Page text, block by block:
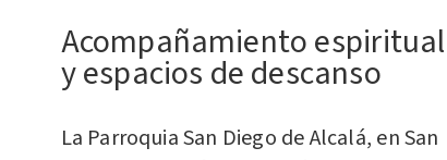
Acompañamiento espiritual
y espacios de descanso
La Parroquia San Diego de Alcalá, en San